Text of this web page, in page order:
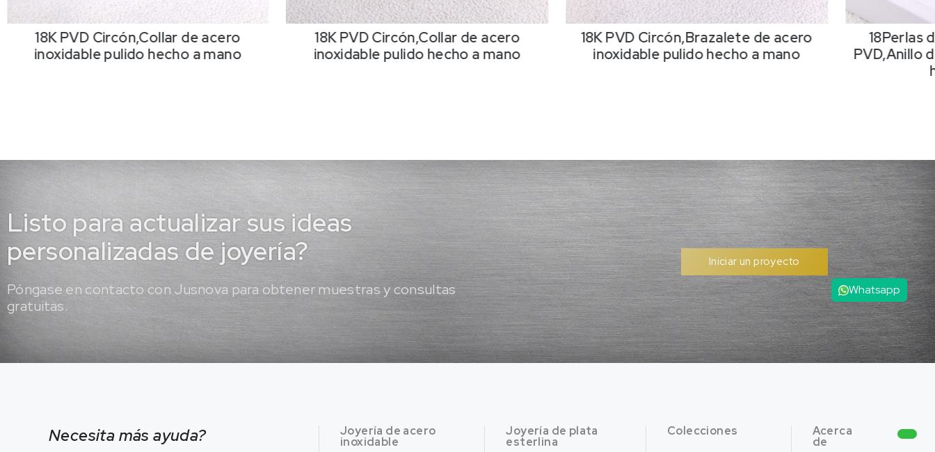
18K PVD Circón,Collar de acero
inoxidable pulido hecho a mano
18K PVD Circón,Collar de acero
inoxidable pulido hecho a mano
18K PVD Circón,Brazalete de acero
inoxidable pulido hecho a mano
18Perlas
PVD,Anillo
Listo para actualizar sus ideas
personalizadas de joyería?
Póngase en contacto con Jusnova para obtener muestras y consultas
gratuitas.
Iniciar un proyecto
Necesita más ayuda? Joyería de acero
inoxidable
Joyería de plata
esterlina
Colecciones Acerca
de
Whatsapp